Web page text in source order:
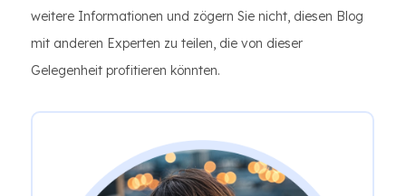
weitere Informationen und zögern Sie nicht, diesen Blog
mit anderen Experten zu teilen, die von dieser
Gelegenheit profitieren könnten.